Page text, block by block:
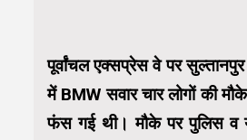
पूर्वांचल एक्सप्रेस वे पर
में BMW सवार चार लोगों की
फंस गई थी। मौके पर पुलिस व